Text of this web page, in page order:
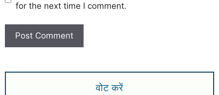
for the next time I comment.
वोट करें